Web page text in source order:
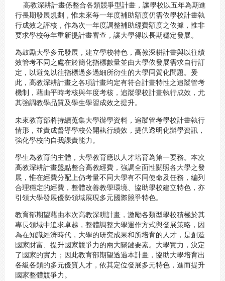
高教深耕計畫係整合各類競爭型計畫，讓學校以五年為期進
行長期發展規劃，惟未來每一年度補助額度仍需依學校計畫執
行成效之評核，作為次一年度調整補助經費額度之依據，惟非
要求學校每年重新提計畫審查，讓大學得以長期穩定發展。
為鼓勵大學多元發展，建立學校特色，高教深耕計畫與以往績
效管考不同之處在於簡化指標數量並由大學依發展需求自行訂
定，以避免以往指標過多過細所衍生的大學同質化問題。爰
此，高教深耕計畫之各項計畫均定有符合計畫特性之追蹤管考
機制，藉由平時考核與年度考核，追蹤學校計畫執行成效，尤
其強調教學品質及學生學習成效之提升。
未來教育部將持續蒐集大學辦學資料，追蹤管考學校計畫執行
情形，並責成督導學校公開執行績效，提供透明化辦學資訊，
強化學校的自我課責能力。
學生為教育的主體，大學教育應以人才培育為第一要務。本次
高教深耕計畫盤點整合高教經費，強調全面性關照各大學之發
展，惟在經費分配上仍考量不同大學有不同使命及任務，編列
合理穩定的經費，整體改善教學環境、協助學校建立特色，亦
引領大學發展優勢領域展現多元國際競爭特色。
教育部期望藉由本次高教深耕計畫，激勵各類型學校積極於其
專長領域中追求卓越，整體調整大學運作方式與發展策略，因
為在知識經濟時代，大學的研究成果和所培育的人才，是創造
國家財富、提升國家競爭力的兩大關鍵要素。大學實力，決定
了國家的實力；因此教育部期望透過本計畫，協助大學培育出
各級各類的多元優質人才，依其定位發展多元特色，進而提升
國家整體競爭力。